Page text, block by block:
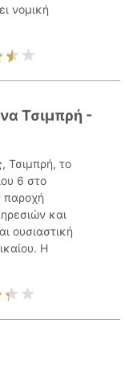
νομική
Τσιμπρή -
Τσιμπρή, το
6 στο
παροχή
και
ουσιαστική
Η